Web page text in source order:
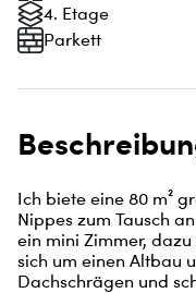
4. Etage
Parkett
Ich biete eine 80 m²
Nippes zum Tausch
ein mini Zimmer,
sich um einen Altbau
Dachschrägen und